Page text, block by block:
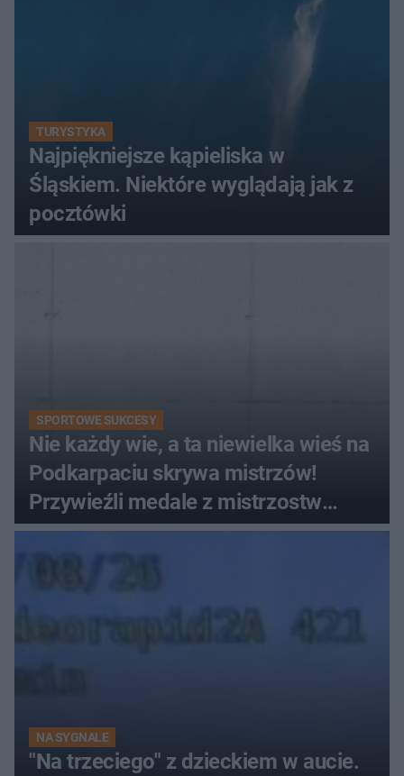
TURYSTYKA
Najpiękniejsze kąpieliska w
Śląskiem. Niektóre wyglądają jak z
pocztówki
SPORTOWE SUKCESY
Nie każdy wie, a ta niewielka wieś na
Podkarpaciu skrywa mistrzów!
Przywieźli medale z mistrzostw
Europy
NA SYGNALE
"Na trzeciego" z dzieckiem w aucie.